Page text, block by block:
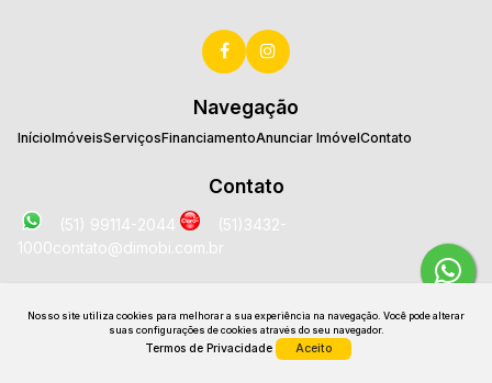
Nosso site utiliza cookies para melhorar a sua experiência na navegação. Você pode alterar
suas configurações de cookies através do seu navegador.
Termos de Privacidade Aceito
Navegação
InícioImóveisServiçosFinanciamentoAnunciar ImóvelContato
Contato
(51) 99114-2044
(51)3432-
1000contato@dimobi.com.br
Avenida José Loureiro da Silva, 2025, Sala 1707, Centro
Brasil